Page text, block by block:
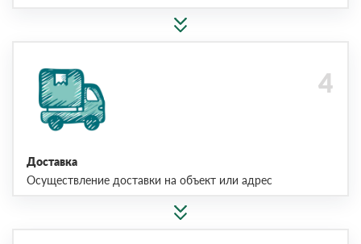
Доставка
Осуществление доставки на объект или адрес